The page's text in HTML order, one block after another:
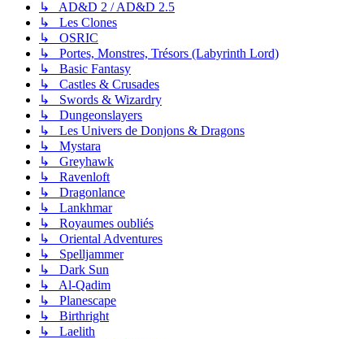
↳ AD&D 2 / AD&D 2.5
↳ Les Clones
↳ OSRIC
↳ Portes, Monstres, Trésors (Labyrinth Lord)
↳ Basic Fantasy
↳ Castles & Crusades
↳ Swords & Wizardry
↳ Dungeonslayers
↳ Les Univers de Donjons & Dragons
↳ Mystara
↳ Greyhawk
↳ Ravenloft
↳ Dragonlance
↳ Lankhmar
↳ Royaumes oubliés
↳ Oriental Adventures
↳ Spelljammer
↳ Dark Sun
↳ Al-Qadim
↳ Planescape
↳ Birthright
↳ Laelith